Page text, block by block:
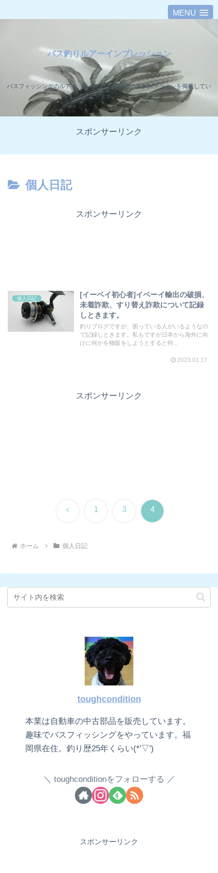
MENU
バス釣りルアーインプレッション
バスフィッシングのルアー、ロッド、リールのインプレッションを掲載してい
ます。
スポンサーリンク
個人日記
スポンサーリンク
個人日記
[イーベイ初心者]イベーイ輸出の破損、
未着詐欺、すり替え詐欺について記録
しときます。
釣りブログですが、困っている人がいるようなの
で記録しときます。私もですが日本から海外に向
けに何かを物販をしようとすると特...
2023.01.17
スポンサーリンク
前 1 3 4
ホーム 個人日記
toughcondition
本業は自動車の中古部品を販売しています。
趣味でバスフィッシングをやっています。福
岡県在住。釣り歴25年くらい(*'▽')
toughconditionをフォローする
スポンサーリンク